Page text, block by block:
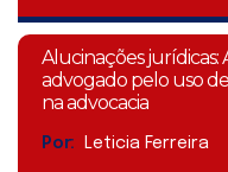
Alucinações jurídicas:
advogado pelo uso
na advocacia
Por: Leticia Ferreira